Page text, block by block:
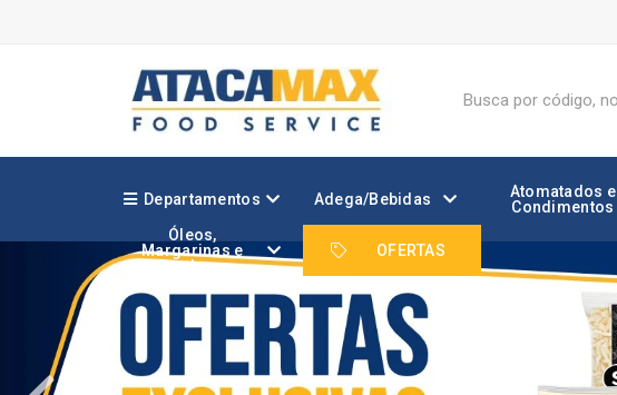
Departamentos Adega/Bebidas
Atomatados e
Condimentos
Óleos,
Margarinas e
Gorduras
OFERTAS